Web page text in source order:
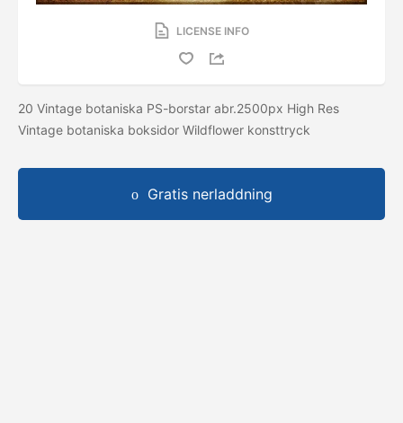
LICENSE INFO
20 Vintage botaniska PS-borstar abr.2500px High Res
Vintage botaniska boksidor Wildflower konsttryck
Gratis nerladdning